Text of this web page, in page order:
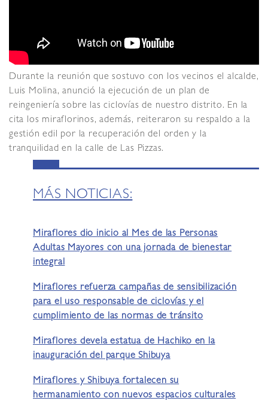
Durante la reunión que sostuvo con los vecinos el alcalde,
Luis Molina, anunció la ejecución de un plan de
reingeniería sobre las ciclovías de nuestro distrito. En la
cita los miraflorinos, además, reiteraron su respaldo a la
gestión edil por la recuperación del orden y la
tranquilidad en la calle de Las Pizzas.
MÁS NOTICIAS:
Miraflores dio inicio al Mes de las Personas
Adultas Mayores con una jornada de bienestar
integral
Miraflores refuerza campañas de sensibilización
para el uso responsable de ciclovías y el
cumplimiento de las normas de tránsito
Miraflores devela estatua de Hachiko en la
inauguración del parque Shibuya
Miraflores y Shibuya fortalecen su
hermanamiento con nuevos espacios culturales